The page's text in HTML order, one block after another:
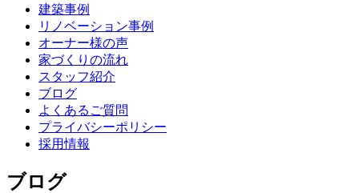
建築事例
リノベーション事例
オーナー様の声
家づくりの流れ
スタッフ紹介
ブログ
よくあるご質問
プライバシーポリシー
採用情報
ブログ